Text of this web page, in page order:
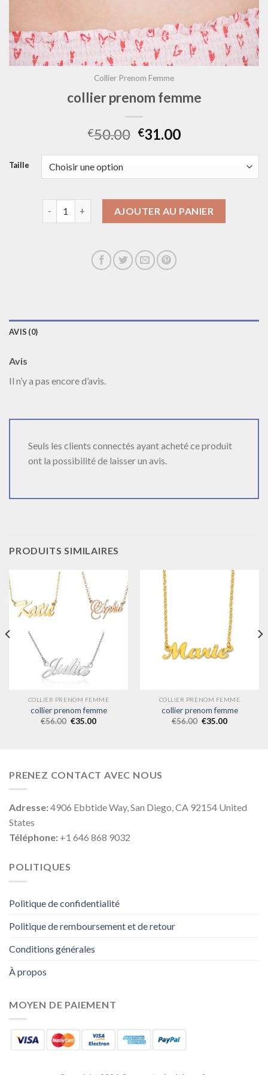
Collier Prenom Femme
collier prenom femme
€50.00 €31.00
Taille
AJOUTER AU PANIER
AVIS (0)
Avis
Il n’y a pas encore d’avis.
Seuls les clients connectés ayant acheté ce produit
ont la possibilité de laisser un avis.
PRODUITS SIMILAIRES
COLLIER PRENOM FEMME
collier prenom femme
€56.00 €35.00
COLLIER PRENOM FEMME
collier prenom femme
€56.00 €35.00
PRENEZ CONTACT AVEC NOUS
Adresse:4906 Ebbtide Way, San Diego, CA 92154 United
States
Téléphone: +1 646 868 9032
POLITIQUES
Politique de confidentialité
Politique de remboursement et de retour
Conditions générales
À propos
MOYEN DE PAIEMENT